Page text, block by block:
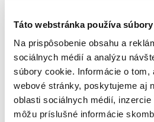
Táto webstránka používa
Na prispôsobenie obsahu a
sociálnych médií a analýzu
súbory cookie. Informácie o tom,
webové stránky, poskytujeme aj
oblasti sociálnych médií,
môžu príslušné informácie
od240€ / noc